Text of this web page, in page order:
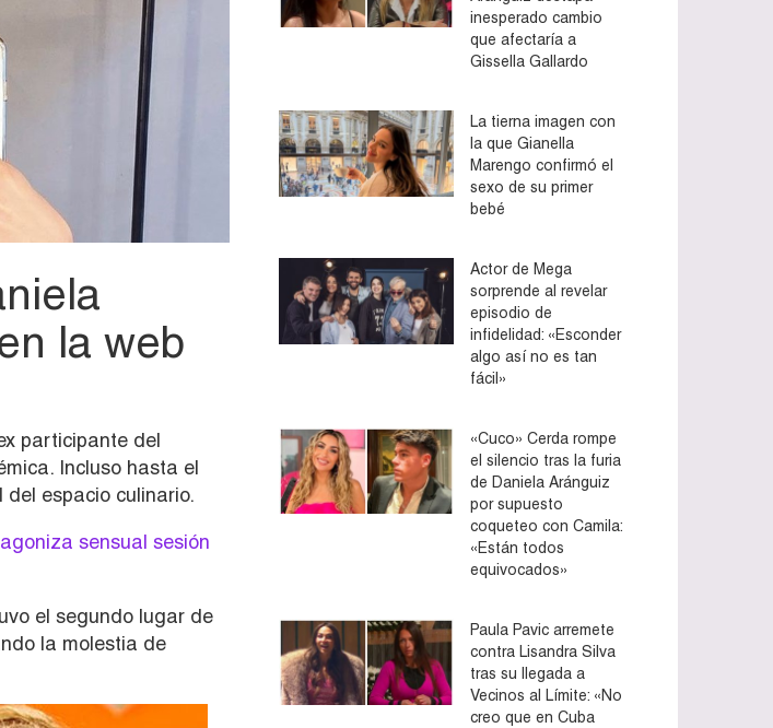
la web
participante del
Incluso hasta el
espacio culinario.
sensual sesión
el segundo lugar de
la molestia de
inesperado cambio
que afectaría a
Gissella Gallardo
La tierna imagen con
la que Gianella
Marengo confirmó el
sexo de su primer
bebé
Actor de Mega
sorprende al revelar
episodio de
infidelidad: «Esconder
algo así no es tan
fácil»
«Cuco» Cerda rompe
el silencio tras la furia
de Daniela Aránguiz
por supuesto
coqueteo con Camila:
«Están todos
equivocados»
Paula Pavic arremete
contra Lisandra Silva
tras su llegada a
Vecinos al Límite: «No
creo que en Cuba